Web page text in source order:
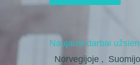
Naujausi darbai
Norvegijoje ,